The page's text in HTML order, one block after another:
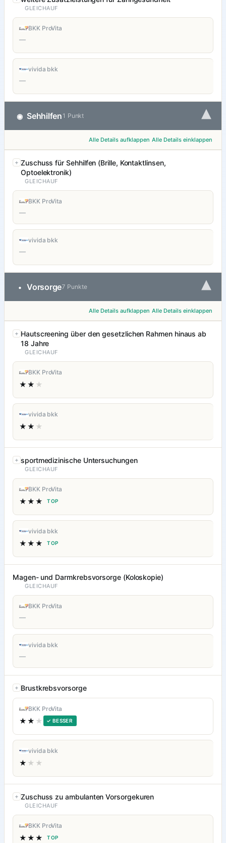
GLEICHAUF
BKK ProVita
—
vivida bkk
—
◉ Sehhilfen 1 Punkt ▾
Alle Details aufklappen Alle Details einklappen
Zuschuss für Sehhilfen (Brille, Kontaktlinsen,
Optoelektronik)
GLEICHAUF
BKK ProVita
—
vivida bkk
—
• Vorsorge7 Punkte ▾
Alle Details aufklappen Alle Details einklappen
Hautscreening über den gesetzlichen Rahmen hinaus ab
18 Jahre
GLEICHAUF
BKK ProVita
★★ ★
vivida bkk
★★ ★
sportmedizinische Untersuchungen
GLEICHAUF
BKK ProVita
★★★ TOP
vivida bkk
★★★ TOP
Magen- und Darmkrebsvorsorge (Koloskopie)
GLEICHAUF
BKK ProVita
—
vivida bkk
—
Brustkrebsvorsorge
BKK ProVita
★★ ★ ✓ BESSER
vivida bkk
★ ★★
Zuschuss zu ambulanten Vorsorgekuren
GLEICHAUF
BKK ProVita
★★★ TOP